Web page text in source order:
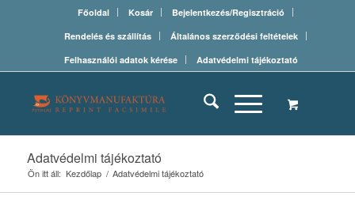
Főoldal Kosár
Bejelentkezés/Regisztráció
Rendelés és szállítás
Általános szerződési feltételek
Felhasználói adatok kérése
Adatvédelmi tájékoztató
Adatvédelmi tájékoztató
Ön itt áll: Kezdőlap / Adatvédelmi tájékoztató